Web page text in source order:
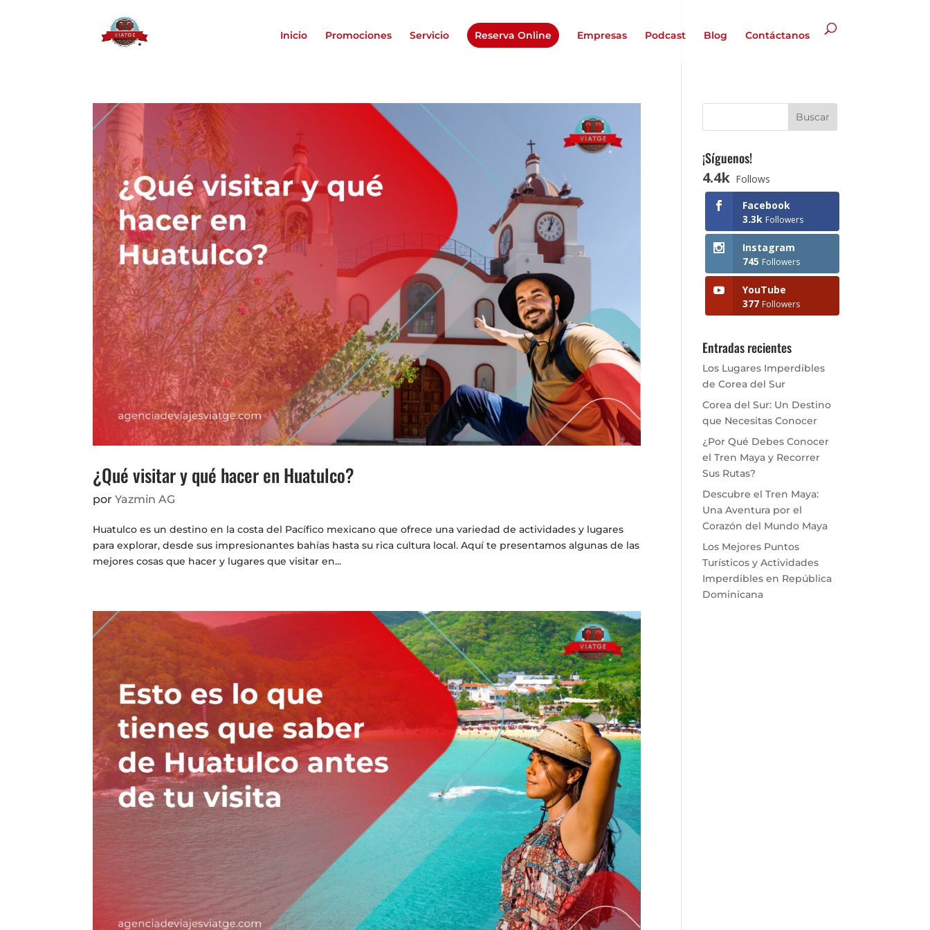
Inicio Promociones Servicio Reserva Online Empresas Podcast Blog Contáctanos
¿Qué visitar y qué hacer en Huatulco?
porYazmin AG
Huatulco es un destino en la costa del Pacífico mexicano que ofrece una variedad de actividades y lugares
para explorar, desde sus impresionantes bahías hasta su rica cultura local. Aquí te presentamos algunas de las
mejores cosas que hacer y lugares que visitar en...
¡Síguenos!
4.4k Follows
Facebook
3.3k Followers
Instagram
745 Followers
YouTube
377 Followers
Entradas recientes
Los Lugares Imperdibles
de Corea del Sur
Corea del Sur: Un Destino
que Necesitas Conocer
¿Por Qué Debes Conocer
el Tren Maya y Recorrer
Sus Rutas?
Descubre el Tren Maya:
Una Aventura por el
Corazón del Mundo Maya
Los Mejores Puntos
Turísticos y Actividades
Imperdibles en República
Dominicana